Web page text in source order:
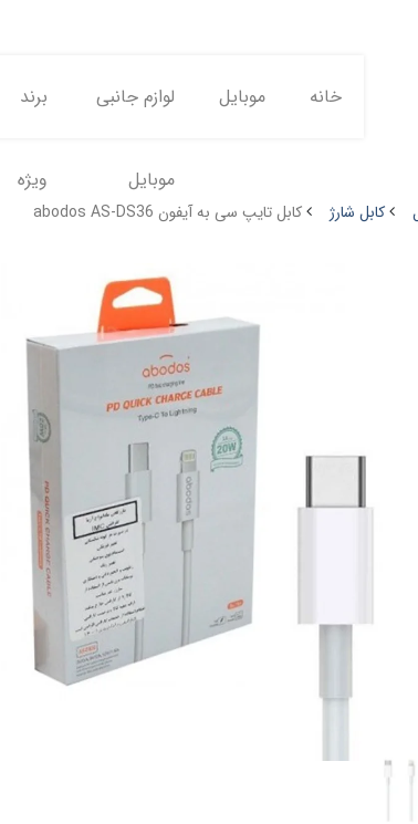
خانه موبایل لوازم جانبی
موبایل
برند
ویژه
کابل شارژ کابل تایپ سی به آیفون abodos AS-DS36